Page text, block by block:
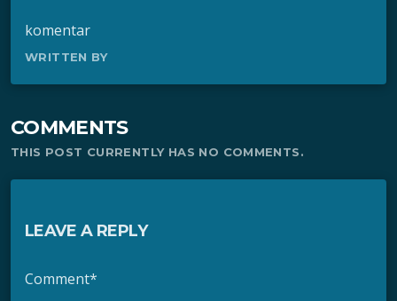
komentar
WRITTEN BY
COMMENTS
THIS POST CURRENTLY HAS NO COMMENTS.
LEAVE A REPLY
Comment*